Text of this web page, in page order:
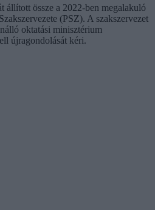
állított össze a 2022-ben megalakuló
(PSZ). A szakszervezet
oktatási minisztérium
újragondolását kéri.